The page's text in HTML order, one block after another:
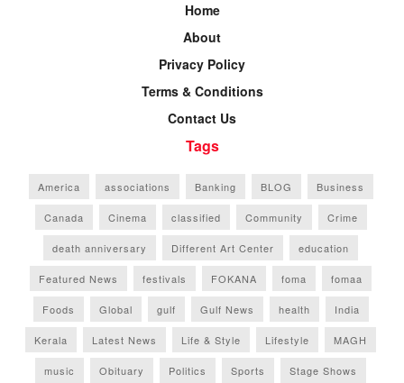
Home
About
Privacy Policy
Terms & Conditions
Contact Us
Tags
America associations Banking BLOG Business
Canada Cinema classified Community Crime
death anniversary Different Art Center education
Featured News festivals FOKANA foma fomaa
Foods Global gulf Gulf News health India
Kerala Latest News Life & Style Lifestyle MAGH
music Obituary Politics Sports Stage Shows